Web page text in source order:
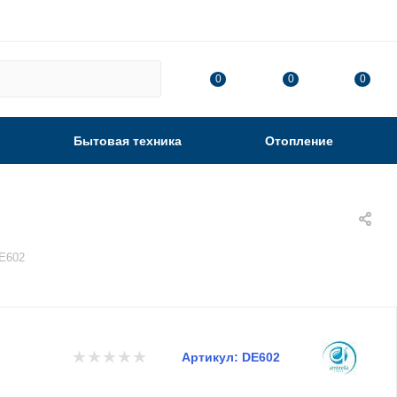
0 0 0
Бытовая техника Отопление
Артикул: DE602